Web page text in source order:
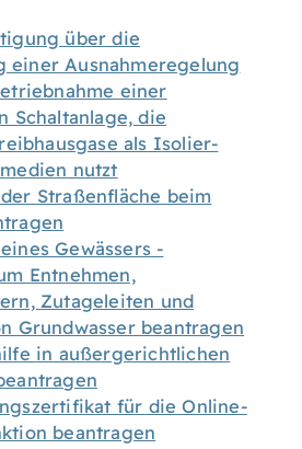
über die
einer Ausnahmeregelung
einer
Schaltanlage, die
als Isolier-
nutzt
Straßenfläche beim
Gewässers -
Entnehmen,
Zutageleiten und
Grundwasser beantragen
in außergerichtlichen
für die Online-
beantragen